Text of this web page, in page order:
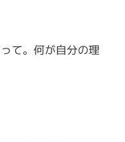
て。何が自分の理